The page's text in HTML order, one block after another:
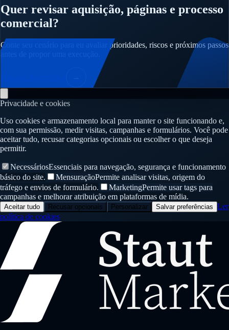
Quer revisar aquisição, páginas e processo
comercial?
Conte seu cenário para eu avaliar prioridades, riscos e próximos passos
Privacidade e cookies
Uso cookies e armazenamento local para manter o site funcionando e,
com sua permissão, medir visitas, campanhas e formulários. Você pode
aceitar tudo, recusar categorias opcionais ou escolher o que deseja
permitir.
NecessáriosEssenciais para navegação, segurança e funcionamento
básico do site.
MensuraçãoPermite analisar visitas, origem do
tráfego e envios de formulário.
MarketingPermite usar tags para
campanhas e melhorar atribuição em plataformas de mídia.
Aceitar tudo Recusar opcionais Personalizar Salvar preferências Ler
política de cookies